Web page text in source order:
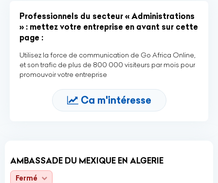
Professionnels du secteur « Administrations
» : mettez votre entreprise en avant sur cette
page :
Utilisez la force de communication de Go Africa Online,
et son trafic de plus de 800 000 visiteurs par mois pour
promouvoir votre entreprise
Ca m'intéresse
AMBASSADE DU MEXIQUE EN ALGERIE
Fermé